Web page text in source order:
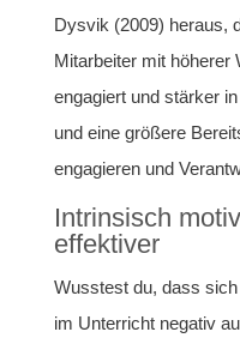
Dysvik (2009) heraus,
Mitarbeiter mit höherer
engagiert und stärker
und eine größere
engagieren und
Intrinsisch
effektiver
Wusstest du, dass
im Unterricht negativ